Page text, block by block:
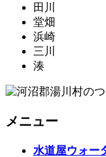
田川
堂畑
浜崎
三川
湊
メニュー
水道屋ウォー